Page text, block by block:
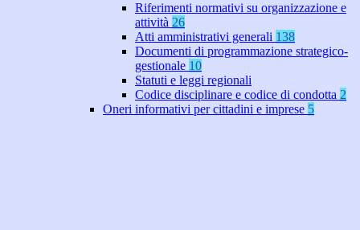
Riferimenti normativi su organizzazione e
attività 26
Atti amministrativi generali 138
Documenti di programmazione strategico-
gestionale 10
Statuti e leggi regionali
Codice disciplinare e codice di condotta 2
Oneri informativi per cittadini e imprese 5